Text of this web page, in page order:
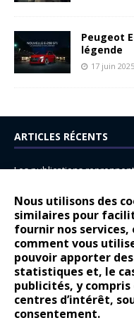
Nous utilisons des
similaires pour
fournir nos services,
comment vous
pouvoir apporter
statistiques et, le
publicités, y compris
centres d’intérêt,
consentement.
Peugeot
légende
17 juin 2025
ARTICLES RÉCENTS
Les publications
14 juillet : nouveau film de
Renault Espace : voyage,
Peugeot E-208 GTi :
COMMENTAIRES
Bernard Dardartdans